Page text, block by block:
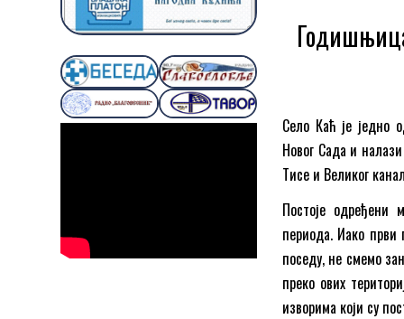
Село Каћ је једно
Новог Сада и
Тисе и Великог
Постоје одређени
периода. Иако
поседу, не смемо
преко ових
изворима који су